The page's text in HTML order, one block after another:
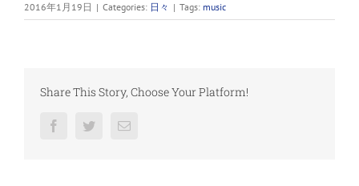
2016年1月19日 | Categories: 日々 | Tags: music
Share This Story, Choose Your Platform!
FacebookTwitter電